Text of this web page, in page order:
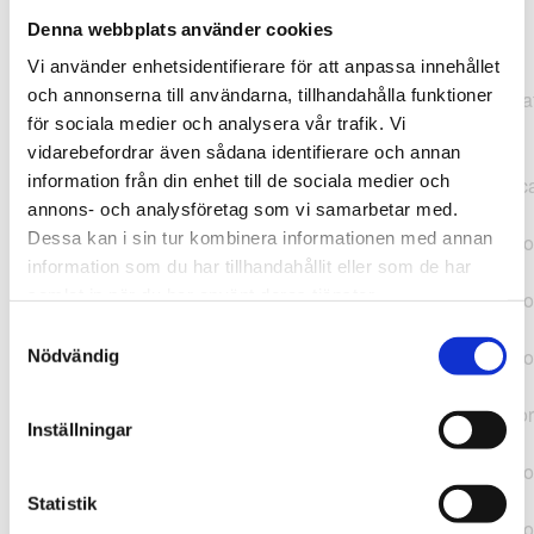
Denna webbplats använder cookies
Vi använder enhetsidentifierare för att anpassa innehållet
och annonserna till användarna, tillhandahålla funktioner
för sociala medier och analysera vår trafik. Vi
vidarebefordrar även sådana identifierare och annan
information från din enhet till de sociala medier och
annons- och analysföretag som vi samarbetar med.
Dessa kan i sin tur kombinera informationen med annan
information som du har tillhandahållit eller som de har
Nödvändig
Inställningar
Statistik
TypeError: "".concat(...).concat(...).replaceAll is not a
function at
https://webshop.pressbyran.se/_next/static/chunks/pages/
b1763451a2186f9e.js:1:11050 at Array.map
(<anonymous>) at K
(https://webshop.pressbyran.se/_next/static/chunks/pages/
b1763451a2186f9e.js:1:10836) at lk
(https://webshop.pressbyran.se/_next/static/chunks/
b241200379730ac0.js:1:129835) at i
(https://webshop.pressbyran.se/_next/static/chunks/
(https://webshop.pressbyran.se/_next/static/chunks/
https://webshop.pressbyran.se/_next/static/chunks/
b241200379730ac0.js:1:167872 at uI
(https://webshop.pressbyran.se/_next/static/chunks/
b241200379730ac0.js:1:167879) at uE
(https://webshop.pressbyran.se/_next/static/chunks/